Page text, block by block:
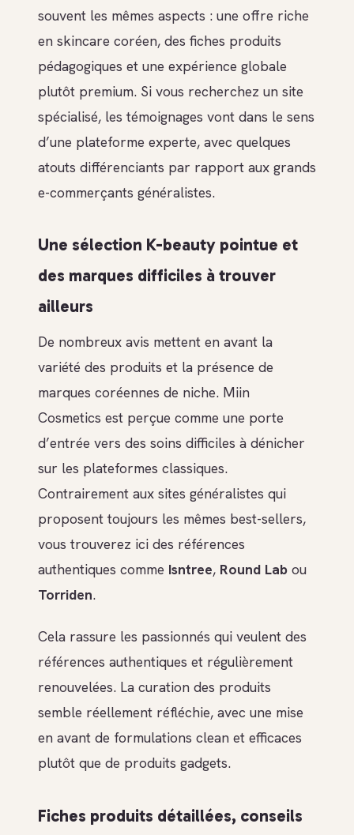
souvent les mêmes aspects : une offre riche
en skincare coréen, des fiches produits
pédagogiques et une expérience globale
plutôt premium. Si vous recherchez un site
spécialisé, les témoignages vont dans le sens
d’une plateforme experte, avec quelques
atouts différenciants par rapport aux grands
e-commerçants généralistes.
Une sélection K-beauty pointue et
des marques difficiles à trouver
ailleurs
De nombreux avis mettent en avant la
variété des produits et la présence de
marques coréennes de niche. Miin
Cosmetics est perçue comme une porte
d’entrée vers des soins difficiles à dénicher
sur les plateformes classiques.
Contrairement aux sites généralistes qui
proposent toujours les mêmes best-sellers,
vous trouverez ici des références
authentiques comme Isntree, Round Lab ou
Torriden.
Cela rassure les passionnés qui veulent des
références authentiques et régulièrement
renouvelées. La curation des produits
semble réellement réfléchie, avec une mise
en avant de formulations clean et efficaces
plutôt que de produits gadgets.
Fiches produits détaillées, conseils